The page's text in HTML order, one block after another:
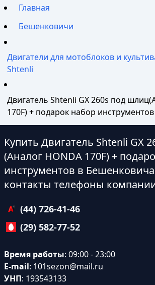
Главная
Бешенковичи
Двигатели для мотоблоков и
Shtenli
Двигатель Shtenli GX 260s под
170F) + подарок набор инструментов
Купить Двигатель Shtenli GX
(Аналог HONDA 170F) +
инструментов в
контакты телефоны
(44) 726-41-46
(29) 582-77-52
Время работы: 09:00 - 23:00
E-mail: 101sezon@mail.ru
УНП: 193543133